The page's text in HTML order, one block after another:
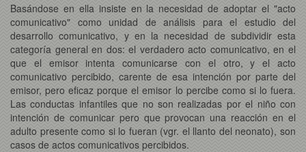
Basándose en ella insiste en la necesidad de adoptar el "acto
comunicativo" como unidad de análisis para el estudio del
desarrollo comunicativo, y en la necesidad de subdividir esta
categoría general en dos: el verdadero acto comunicativo, en el
que el emisor intenta comunicarse con el otro, y el acto
comunicativo percibido, carente de esa intención por parte del
emisor, pero eficaz porque el emisor lo percibe como si lo fuera.
Las conductas infantiles que no son realizadas por el niño con
intención de comunicar pero que provocan una reacción en el
adulto presente como si lo fueran (vgr. el llanto del neonato), son
casos de actos comunicativos percibidos.